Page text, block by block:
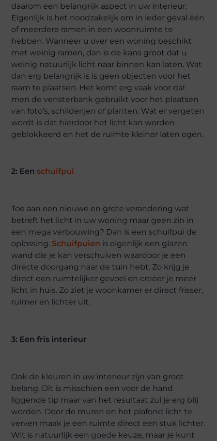
daarom een belangrijk aspect in uw interieur.
Eigenlijk is het noodzakelijk om in ieder geval één
of meerdere ramen in een woonruimte te
hebben. Wanneer u over een woning beschikt
met weinig ramen, dan is de kans groot dat u
weinig natuurlijk licht naar binnen kan laten. Wat
dan erg belangrijk is is geen objecten voor het
raam te plaatsen. Het komt erg vaak voor dat
men de vensterbank gebruikt voor het plaatsen
van foto’s, schilderijen of planten. Wat er vergeten
wordt is dat hierdoor het licht kan worden
geblokkeerd en het de ruimte kleiner laten ogen.
2: Eenschuifpui
Toe aan een nieuwe en grote verandering wat
betreft het licht in uw woning maar geen zin in
een mega verbouwing? Dan is een schuifpui de
oplossing. Schuifpuien is eigenlijk een glazen
wand die je kan verschuiven waardoor je een
directe doorgang naar de tuin hebt. Zo krijg je
direct een ruimtelijker gevoel en creëer je meer
licht in huis. Zo ziet je woonkamer er direct frisser,
ruimer en lichter uit.
3: Een fris interieur
Ook de kleuren in uw interieur zijn van groot
belang. Dit is misschien een voor de hand
liggende tip maar van het resultaat zul je erg blij
worden. Door de muren en het plafond licht te
verven maak je een ruimte direct een stuk lichter.
Wit is natuurlijk een goede keuze, maar je kunt